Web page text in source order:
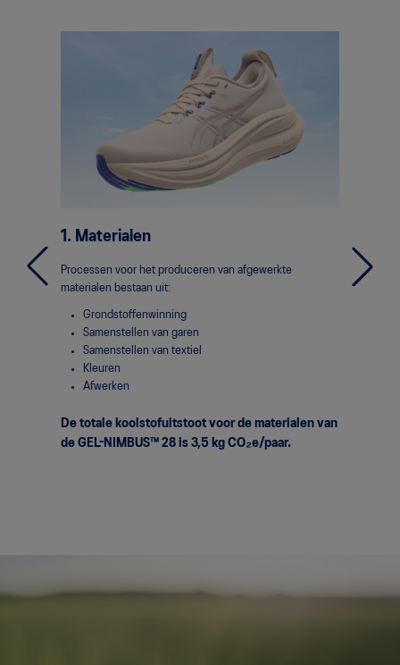
1. Materialen
Processen voor het produceren van afgewerkte
materialen bestaan uit:
Grondstoffenwinning
Samenstellen van garen
Samenstellen van textiel
Kleuren
Afwerken
De totale koolstofuitstoot voor de materialen van
de GEL-NIMBUS™ 28 is 3,5 kg CO₂e/paar.